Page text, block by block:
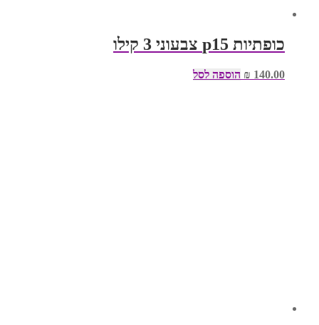
כופתיות p15 צבעוני 3 קילו
₪ 140.00 הוספה לסל